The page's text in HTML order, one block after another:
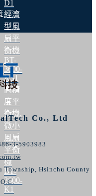
D1
經濟
型風
扇平
衡機
BT-
3600-
KS1
高精
度平
衡機,
微小
風扇
平衡
機
BT-
3600-
K1
Co., Ltd
3-5903983
Township, Hsinchu County